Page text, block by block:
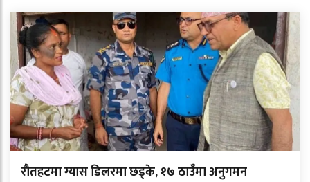
रौतहटमा ग्यास डिलरमा छड्के, १७ ठाउँमा अनुगमन